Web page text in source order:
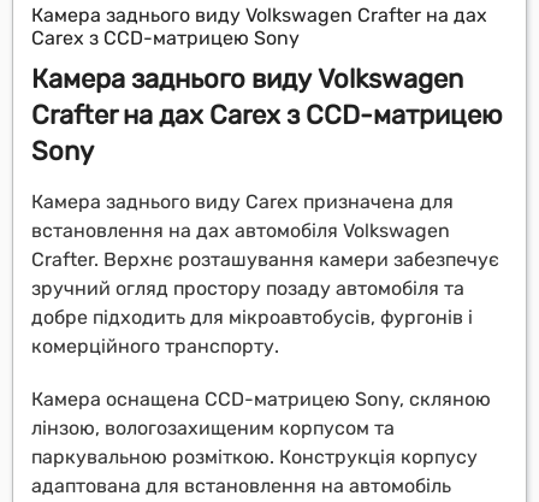
Камера заднього виду Volkswagen Crafter на дах
Carex з CCD-матрицею Sony
Камера заднього виду Volkswagen
Crafter на дах Carex з CCD-матрицею
Sony
Камера заднього виду Carex призначена для
встановлення на дах автомобіля Volkswagen
Crafter. Верхнє розташування камери забезпечує
зручний огляд простору позаду автомобіля та
добре підходить для мікроавтобусів, фургонів і
комерційного транспорту.
Камера оснащена CCD-матрицею Sony, скляною
лінзою, вологозахищеним корпусом та
паркувальною розміткою. Конструкція корпусу
адаптована для встановлення на автомобіль